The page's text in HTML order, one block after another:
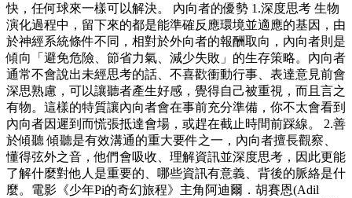
快，任何球來一樣可以解決。 內向者的優勢 1.深度思考 生物
演化過程中，留下來的都是能準確反應環境並適應的基因，由
於神經系統條件不同，相對於外向者的報酬取向，內向者則是
傾向「避免危險、節省力氣、減少失敗」的生存策略。內向者
通常不會說出未經思考的話、不喜歡衝動行事、表達意見前會
深思熟慮，可以讓聽者產生好感，覺得自己被重視，而且言之
有物。這樣的特質讓內向者會在事前充分準備，你不太會看到
內向者因遲到而慌張抵達會場，或趕在截止時間前踩線。 2.善
於傾聽 傾聽是有效溝通的重大要件之一，內向者擅長觀察、
懂得弦外之音，他們會吸收、理解資訊並深度思考，因此更能
了解什麼對他人是重要的、哪些資訊有意義、背後的脈絡是什
麼。電影《少年Pi的奇幻旅程》主角阿迪爾．胡賽恩(Adil